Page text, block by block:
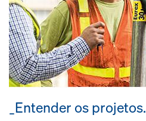
_Entender os projetos.